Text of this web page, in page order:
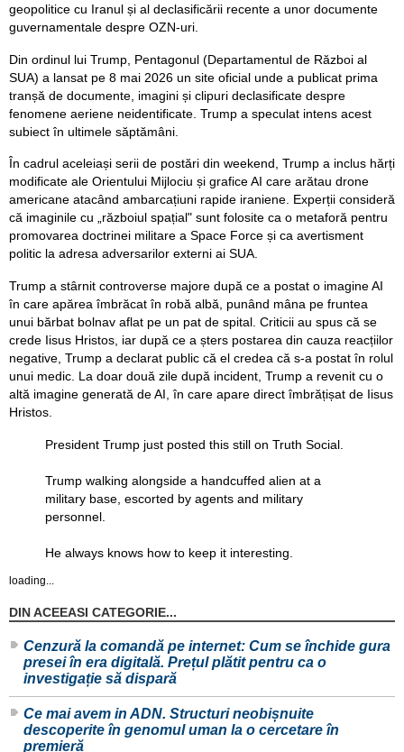
geopolitice cu Iranul și al declasificării recente a unor documente
guvernamentale despre OZN-uri.
Din ordinul lui Trump, Pentagonul (Departamentul de Război al
SUA) a lansat pe 8 mai 2026 un site oficial unde a publicat prima
tranșă de documente, imagini și clipuri declasificate despre
fenomene aeriene neidentificate. Trump a speculat intens acest
subiect în ultimele săptămâni.
În cadrul aceleiași serii de postări din weekend, Trump a inclus hărți
modificate ale Orientului Mijlociu și grafice AI care arătau drone
americane atacând ambarcațiuni rapide iraniene. Experții consideră
că imaginile cu „războiul spațial" sunt folosite ca o metaforă pentru
promovarea doctrinei militare a Space Force și ca avertisment
politic la adresa adversarilor externi ai SUA.
Trump a stârnit controverse majore după ce a postat o imagine AI
în care apărea îmbrăcat în robă albă, punând mâna pe fruntea
unui bărbat bolnav aflat pe un pat de spital. Criticii au spus că se
crede Iisus Hristos, iar după ce a șters postarea din cauza reacțiilor
negative, Trump a declarat public că el credea că s-a postat în rolul
unui medic. La doar două zile după incident, Trump a revenit cu o
altă imagine generată de AI, în care apare direct îmbrățișat de Iisus
Hristos.
President Trump just posted this still on Truth Social.
Trump walking alongside a handcuffed alien at a
military base, escorted by agents and military
personnel.
He always knows how to keep it interesting.
loading...
DIN ACEEASI CATEGORIE...
Cenzură la comandă pe internet: Cum se închide gura
presei în era digitală. Prețul plătit pentru ca o
investigație să dispară
Ce mai avem in ADN. Structuri neobișnuite
descoperite în genomul uman la o cercetare în
premieră